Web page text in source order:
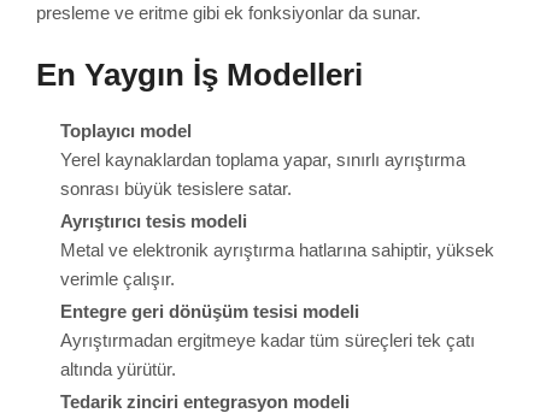
presleme ve eritme gibi ek fonksiyonlar da sunar.
En Yaygın İş Modelleri
Toplayıcı model
Yerel kaynaklardan toplama yapar, sınırlı ayrıştırma
sonrası büyük tesislere satar.
Ayrıştırıcı tesis modeli
Metal ve elektronik ayrıştırma hatlarına sahiptir, yüksek
verimle çalışır.
Entegre geri dönüşüm tesisi modeli
Ayrıştırmadan ergitmeye kadar tüm süreçleri tek çatı
altında yürütür.
Tedarik zinciri entegrasyon modeli